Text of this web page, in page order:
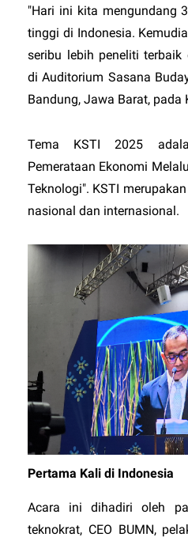
"Hari ini kita mengundang
tinggi di Indonesia.
seribu lebih peneliti terbaik
di Auditorium Sasana
Bandung, Jawa Barat,
Tema KSTI 2025
Pemerataan Ekonomi
Teknologi". KSTI
nasional dan internasional.
Pertama Kali di Indonesia
Acara ini dihadiri oleh
teknokrat, CEO BUMN,